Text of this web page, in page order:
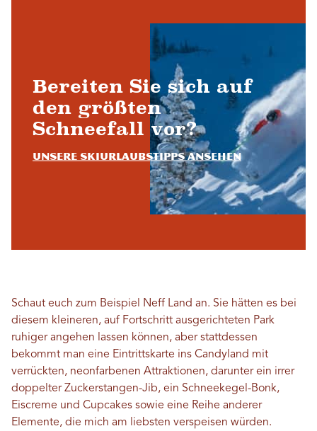
Bereiten Sie sich auf
den größten
Schneefall vor?
Unsere Skiurlaubstipps ansehen
Schaut euch zum Beispiel Neff Land an. Sie hätten es bei
diesem kleineren, auf Fortschritt ausgerichteten Park
ruhiger angehen lassen können, aber stattdessen
bekommt man eine Eintrittskarte ins Candyland mit
verrückten, neonfarbenen Attraktionen, darunter ein irrer
doppelter Zuckerstangen-Jib, ein Schneekegel-Bonk,
Eiscreme und Cupcakes sowie eine Reihe anderer
Elemente, die mich am liebsten verspeisen würden.